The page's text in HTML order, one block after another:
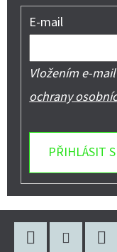
E-mail
Vložením e-
ochrany
PŘIHLÁSIT